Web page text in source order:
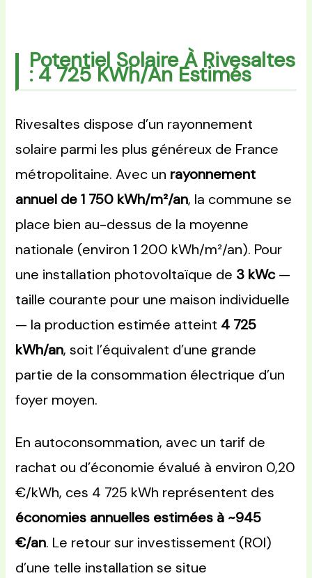
Potentiel Solaire À Rivesaltes
: 4 725 KWh/an Estimés
Rivesaltes dispose d’un rayonnement
solaire parmi les plus généreux de France
métropolitaine. Avec un rayonnement
annuel de 1 750 kWh/m²/an, la commune se
place bien au-dessus de la moyenne
nationale (environ 1 200 kWh/m²/an). Pour
une installation photovoltaïque de 3 kWc—
taille courante pour une maison individuelle
— la production estimée atteint 4 725
kWh/an, soit l’équivalent d’une grande
partie de la consommation électrique d’un
foyer moyen.
En autoconsommation, avec un tarif de
rachat ou d’économie évalué à environ 0,20
€/kWh, ces 4 725 kWh représentent des
économies annuelles estimées à ~945
€/an. Le retour sur investissement (ROI)
d’une telle installation se situe